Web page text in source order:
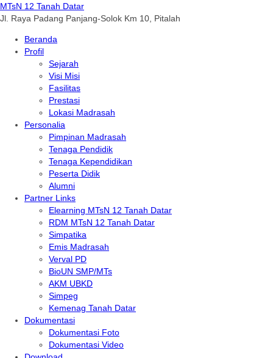
MTsN 12 Tanah Datar
Jl. Raya Padang Panjang-Solok Km 10, Pitalah
Beranda
Profil
Sejarah
Visi Misi
Fasilitas
Prestasi
Lokasi Madrasah
Personalia
Pimpinan Madrasah
Tenaga Pendidik
Tenaga Kependidikan
Peserta Didik
Alumni
Partner Links
Elearning MTsN 12 Tanah Datar
RDM MTsN 12 Tanah Datar
Simpatika
Emis Madrasah
Verval PD
BioUN SMP/MTs
AKM UBKD
Simpeg
Kemenag Tanah Datar
Dokumentasi
Dokumentasi Foto
Dokumentasi Video